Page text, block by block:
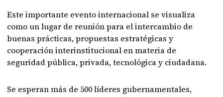
Este importante evento internacional se visualiza
como un lugar de reunión para el intercambio de
buenas prácticas, propuestas estratégicas y
cooperación interinstitucional en materia de
seguridad pública, privada, tecnológica y ciudadana.
Se esperan más de 500 líderes gubernamentales,